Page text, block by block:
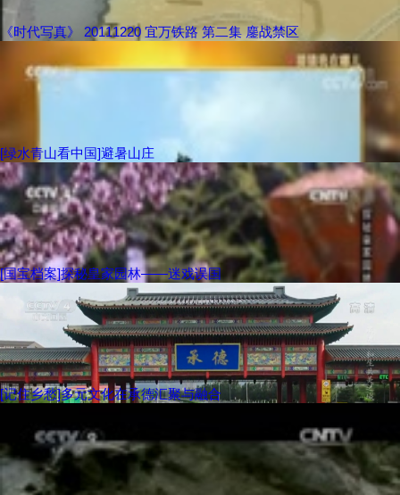
《时代写真》 20111220 宜万铁路 第二集 鏖战禁区
[绿水青山看中国]避暑山庄
[国宝档案]探秘皇家园林——迷戏误国
[记住乡愁]多元文化在承德汇聚与融合